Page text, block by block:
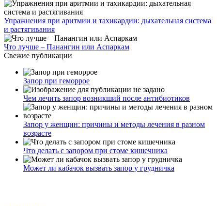
Упражнения при аритмии и тахикардии: дыхательная система
и растягивания
Что лучше – Панангин или Аспаркам
Свежие публикации
Запор при геморрое
Чем лечить запор возникший после антибиотиков
Запор у женщин: причины и методы лечения в разном
возрасте
Что делать с запором при стоме кишечника
Может ли кабачок вызвать запор у грудничка